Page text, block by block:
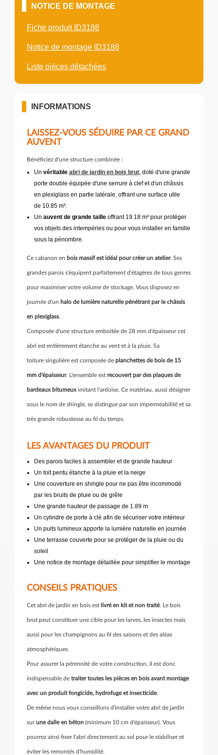
NOTICE DE MONTAGE
Fiche produit ID3188
Notice de montage ID3188
Liste pièces détachées
INFORMATIONS
LAISSEZ-VOUS SÉDUIRE PAR CE GRAND
AUVENT
Bénéficiez d'une structure combinée :
Un véritable abri de jardin en bois brut, doté d'une grande
porte double équipée d'une serrure à clef et d'un châssis
en plexiglass en partie latérale, offrant une surface utile
de 10.85 m².
Un auvent de grande taille offrant 19.18 m² pour protéger
vos objets des intempéries ou pour vous installer en famille
sous la pénombre.
Ce cabanon en bois massif est idéal pour créer un atelier. Ses
grandes parois s'équipent parfaitement d'étagères de tous genres
pour maximiser votre volume de stockage. Vous disposez en
journée d'un halo de lumière naturelle pénétrant par le châssis
en plexiglass.
Composée d'une structure emboitée de 28 mm d'épaisseur cet
abri est entièrement étanche au vent et à la pluie. Sa
toiture singulière est composée de planchettes de bois de 15
mm d'épaisseur. L'ensemble est recouvert par des plaques de
bardeaux bitumeuximitant l'ardoise. Ce matériau, aussi désigner
sous le nom de shingle, se distingue par son imperméabilité et sa
très grande robustesse au fil du temps.
LES AVANTAGES DU PRODUIT
Des parois faciles à assembler et de grande hauteur
Un toit pentu étanche à la pluie et la neige
Une couverture en shingle pour ne pas être incommodé
par les bruits de pluie ou de grêle
Une grande hauteur de passage de 1.89 m
Un cylindre de porte à clé afin de sécuriser votre intérieur
Un puits lumineux apporte la lumière naturelle en journée
Une terrasse couverte pour se protéger de la pluie ou du
soleil
Une notice de montage détaillée pour simplifier le montage
CONSEILS PRATIQUES
Cet abri de jardin en bois est livré en kit et non traité. Le bois
brut peut constituer une cible pour les larves, les insectes mais
aussi pour les champignons au fil des saisons et des aléas
atmosphériques.
Pour assurer la pérennité de votre construction, il est donc
indispensable de traiter toutes les pièces en bois avant montage
avec un produit fongicide, hydrofuge et insecticide.
De même nous vous conseillons d'installer votre abri de jardin
surune dalle en béton (minimum 10 cm d'épaisseur). Vous
pourrez ainsi fixer l'abri directement au sol pour le stabiliser et
éviter les remontés d'humidité.